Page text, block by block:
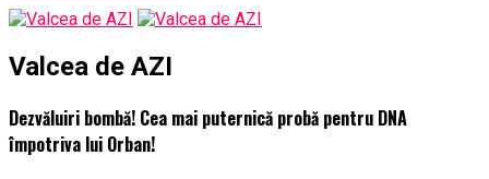
Valcea de AZI
Dezvăluiri bombă! Cea mai puternică probă pentru DNA
împotriva lui Orban!